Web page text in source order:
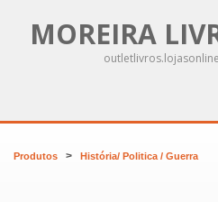
MOREIRA
Produtos > História/ Politica / Guerra